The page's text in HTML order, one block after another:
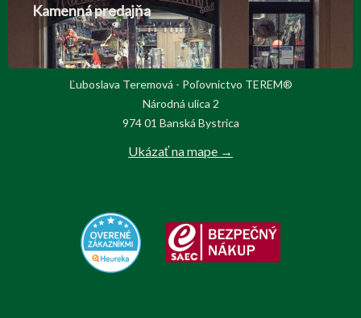
Kamenná predajňa
Ľuboslava Teremová - Poľovnictvo TEREM®
Národná ulica 2
974 01 Banská Bystrica
Ukázať na mape →